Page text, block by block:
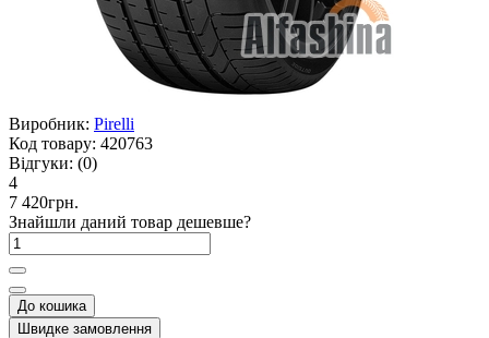
Виробник: Pirelli
Код товару: 420763
Відгуки: (0)
4
7 420грн.
Знайшли даний товар дешевше?
До кошика
Швидке замовлення